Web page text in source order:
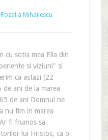
Rozalia Mihailescu
cu sotia mea Ella din
si viziuni" si
ca astazi (22
de ani de la marea
de ani Domnul ne
nu fim in marea
fi frumos sa
lui Hristos, ca o